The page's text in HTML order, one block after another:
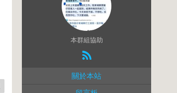
本群組協助
關於本站